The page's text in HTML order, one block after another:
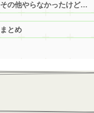
その他やらなかったけど…
まとめ